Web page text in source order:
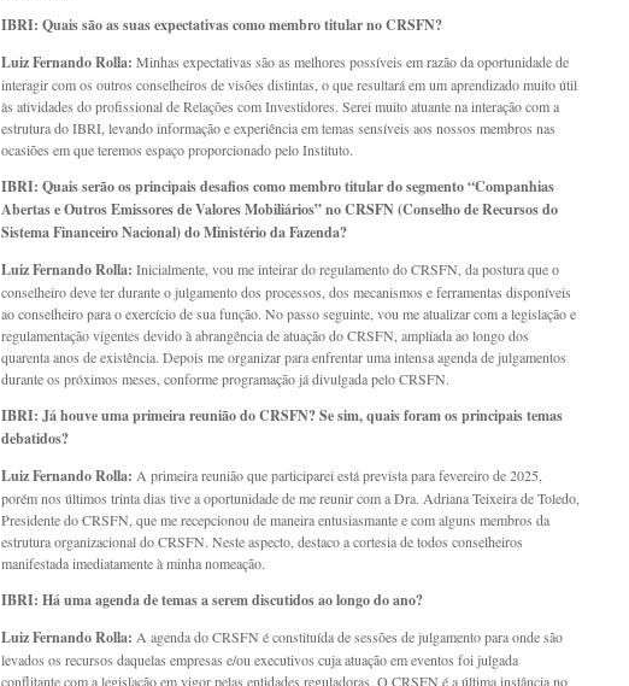
IBRI: Quais são as suas expectativas como membro titular no CRSFN?
Luiz Fernando Rolla: Minhas expectativas são as melhores possíveis em razão da oportunidade de
interagir com os outros conselheiros de visões distintas, o que resultará em um aprendizado muito útil
às atividades do profissional de Relações com Investidores. Serei muito atuante na interação com a
estrutura do IBRI, levando informação e experiência em temas sensíveis aos nossos membros nas
ocasiões em que teremos espaço proporcionado pelo Instituto.
IBRI: Quais serão os principais desafios como membro titular do segmento “Companhias
Abertas e Outros Emissores de Valores Mobiliários” no CRSFN (Conselho de Recursos do
Sistema Financeiro Nacional) do Ministério da Fazenda?
Luiz Fernando Rolla: Inicialmente, vou me inteirar do regulamento do CRSFN, da postura que o
conselheiro deve ter durante o julgamento dos processos, dos mecanismos e ferramentas disponíveis
ao conselheiro para o exercício de sua função. No passo seguinte, vou me atualizar com a legislação e
regulamentação vigentes devido à abrangência de atuação do CRSFN, ampliada ao longo dos
quarenta anos de existência. Depois me organizar para enfrentar uma intensa agenda de julgamentos
durante os próximos meses, conforme programação já divulgada pelo CRSFN.
IBRI: Já houve uma primeira reunião do CRSFN? Se sim, quais foram os principais temas
debatidos?
Luiz Fernando Rolla: A primeira reunião que participarei está prevista para fevereiro de 2025,
porém nos últimos trinta dias tive a oportunidade de me reunir com a Dra. Adriana Teixeira de Toledo,
Presidente do CRSFN, que me recepcionou de maneira entusiasmante e com alguns membros da
estrutura organizacional do CRSFN. Neste aspecto, destaco a cortesia de todos conselheiros
manifestada imediatamente à minha nomeação.
IBRI: Há uma agenda de temas a serem discutidos ao longo do ano?
Luiz Fernando Rolla: A agenda do CRSFN é constituída de sessões de julgamento para onde são
levados os recursos daquelas empresas e/ou executivos cuja atuação em eventos foi julgada
conflitante com a legislação em vigor pelas entidades reguladoras. O CRSFN é a última instância no